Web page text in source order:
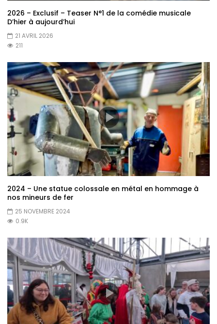
2026 – Exclusif – Teaser N°1 de la comédie musicale
D’hier à aujourd’hui
21 AVRIL 2026
211
2024 – Une statue colossale en métal en hommage à
nos mineurs de fer
25 NOVEMBRE 2024
0.9K